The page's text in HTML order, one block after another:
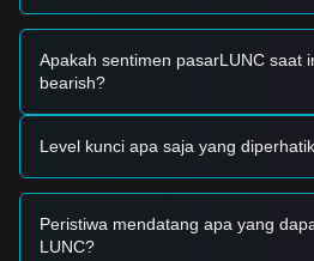
Zona Beli Potensial
• Jika harga Terra Classic
$0.0000850dan menunjukkan
tersebut dapat menawarkan
• Jika harga Terra Classic
dengan ekspansi volume yang
Skenario Risiko
• Jika harga Terra Classic jatuh di
Apakah sentimen pasarLUNC saat ini sedang bullish atau
bearish?
Level kunci apa saja yang
Peristiwa mendatang apa yang
LUNC?